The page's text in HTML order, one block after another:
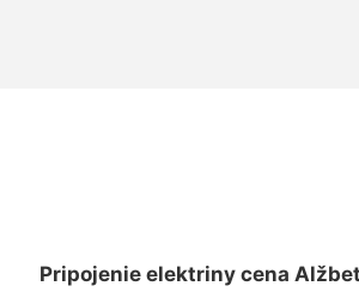
Pripojenie elektriny cena